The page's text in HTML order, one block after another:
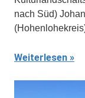
nach Süd)
Weiterlesen